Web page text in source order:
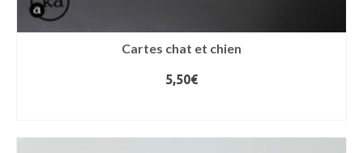
Cartes chat et chien
5,50€